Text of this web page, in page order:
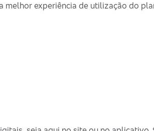
experiência de utilização do